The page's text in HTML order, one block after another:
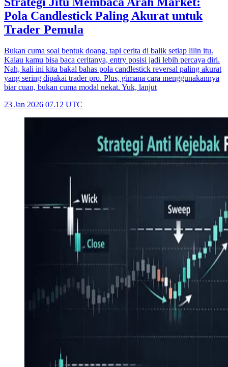
Pola Candlestick Paling Akurat untuk
Trader Pemula
Bukan cuma soal bentuk doang, tapi cerita di balik setiap lilin itu.
Kalau kamu bisa baca ceritanya, entry posisi jadi lebih percaya diri.
Nah, kali ini kita bakal bahas pola candlestick reversal paling akurat
yang sering dipakai trader pro. Plus, gimana cara menggunakannya
biar cuan, bukan cuma modal nekat. Yuk, lanjut
23 Jan 2026 07.12 UTC